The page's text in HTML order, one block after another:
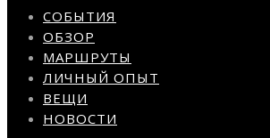
СОБЫТИЯ
ОБЗОР
МАРШРУТЫ
ЛИЧНЫЙ ОПЫТ
ВЕЩИ
НОВОСТИ